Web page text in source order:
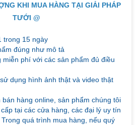
KHI MUA HÀNG TẠI GIẢI PHÁP
TƯỚI @
trong 15 ngày
đúng như mô tả
miễn phí với các sản phẩm đủ điều
dụng hình ảnh thật và video thật
bán hàng online, sản phẩm chúng tôi
tại các cửa hàng, các đại lý uy tín
quá trình mua hàng, nếu quý